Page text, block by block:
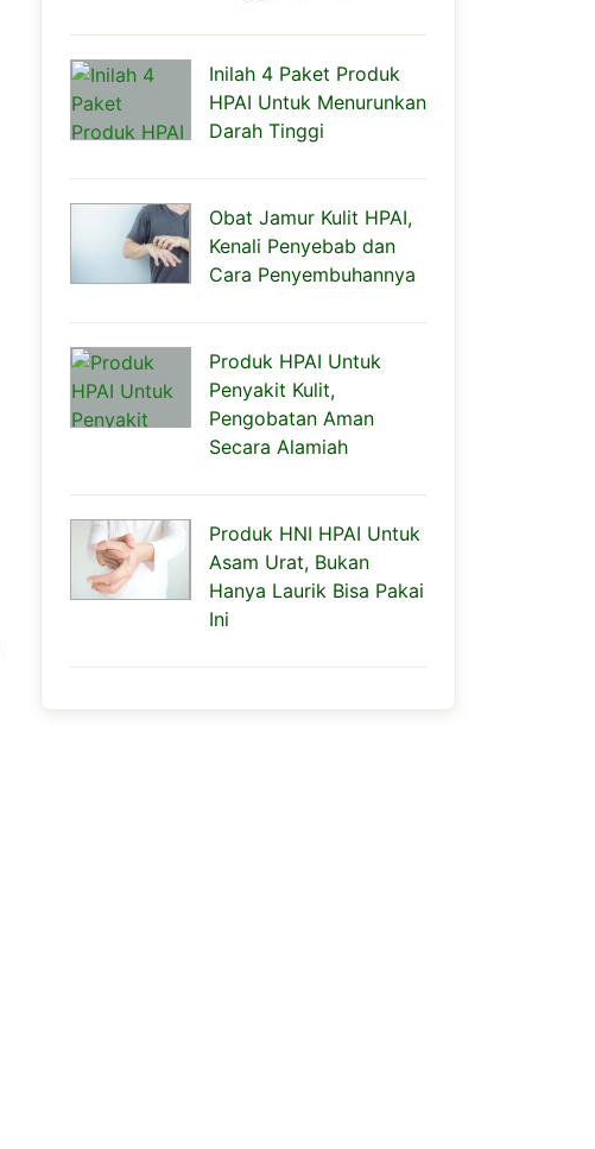
Inilah 4 Paket Produk
HPAI Untuk Menurunkan
Darah Tinggi
Obat Jamur Kulit HPAI,
Kenali Penyebab dan
Cara Penyembuhannya
Produk HPAI Untuk
Penyakit Kulit,
Pengobatan Aman
Secara Alamiah
Produk HNI HPAI Untuk
Asam Urat, Bukan
Hanya Laurik Bisa Pakai
Ini